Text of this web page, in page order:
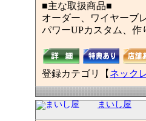
■主な取扱商品■
オーダー、ワイヤーブ
パワーUPカスタム、
登録カテゴリ【 ネック
まいし屋